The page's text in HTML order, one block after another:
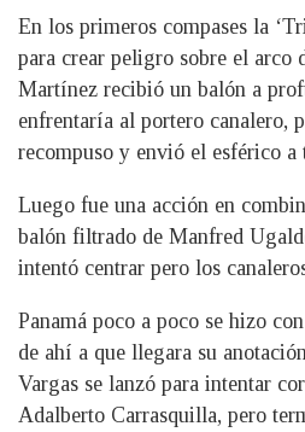
En los primeros compases la
para crear peligro sobre el arco
Martínez recibió un balón a
enfrentaría al portero canalero,
recompuso y envió el esférico a
Luego fue una acción en
balón filtrado de Manfred
intentó centrar pero los
Panamá poco a poco se hizo
de ahí a que llegara su
Vargas se lanzó para intentar
Adalberto Carrasquilla, pero